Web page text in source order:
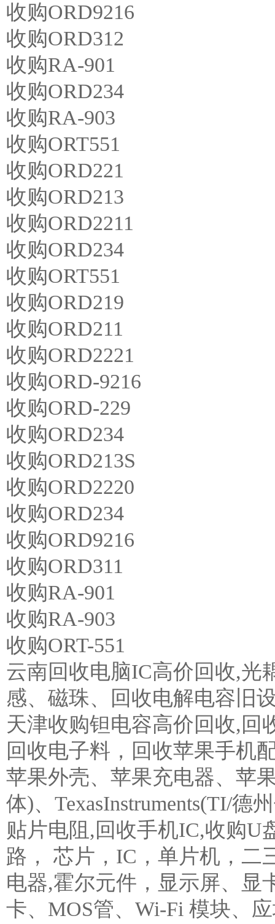
收购ORD9216
收购ORD312
收购RA-901
收购ORD234
收购RA-903
收购ORT551
收购ORD221
收购ORD213
收购ORD2211
收购ORD234
收购ORT551
收购ORD219
收购ORD211
收购ORD2221
收购ORD-9216
收购ORD-229
收购ORD234
收购ORD213S
收购ORD2220
收购ORD234
收购ORD9216
收购ORD311
收购RA-901
收购RA-903
收购ORT-551
云南回收电脑IC高价回收,光
感、磁珠、回收电解电容旧
天津收购钽电容高价回收,回
回收电子料，回收苹果手机
苹果外壳、苹果充电器、苹
体)、TexasInstruments(TI/德
贴片电阻,回收手机IC,收购U
路， 芯片，IC，单片机，二
电器,霍尔元件，显示屏、显
卡、MOS管、Wi-Fi 模块、